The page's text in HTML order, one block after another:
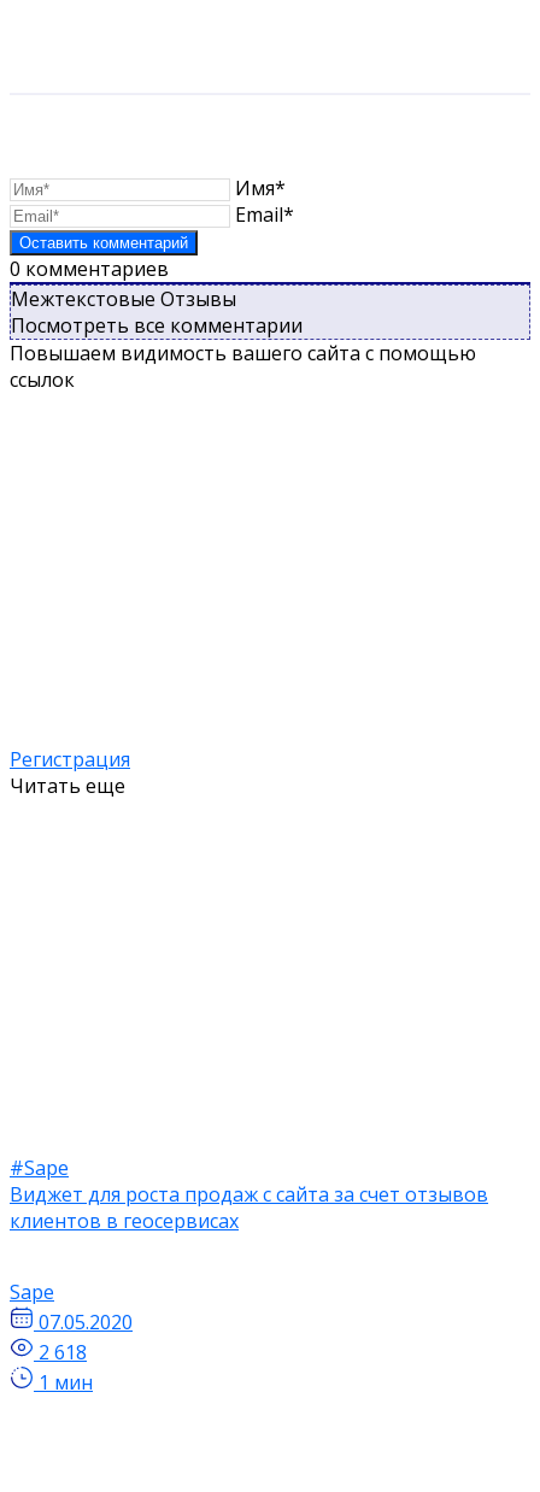
Имя*
Email*
0 комментариев
Межтекстовые Отзывы
Посмотреть все комментарии
Повышаем видимость вашего сайта с помощью
ссылок
Регистрация
Читать еще
#Sape
Виджет для роста продаж с сайта за счет отзывов
клиентов в геосервисах
Sape
07.05.2020
2 618
1 мин